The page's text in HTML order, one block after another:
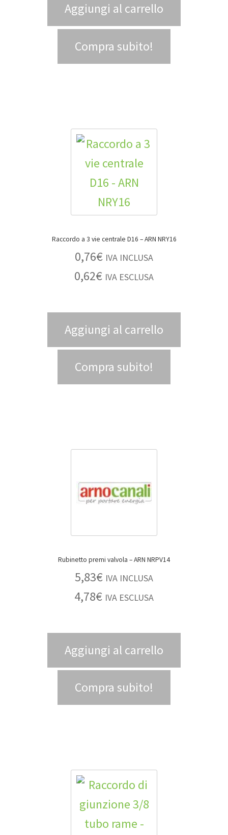
Aggiungi al carrello
Compra subito!
Raccordo a 3 vie centrale D16 – ARN NRY16
0,76€ IVA INCLUSA
0,62€ IVA ESCLUSA
Aggiungi al carrello
Compra subito!
Rubinetto premi valvola – ARN NRPV14
5,83€ IVA INCLUSA
4,78€ IVA ESCLUSA
Aggiungi al carrello
Compra subito!